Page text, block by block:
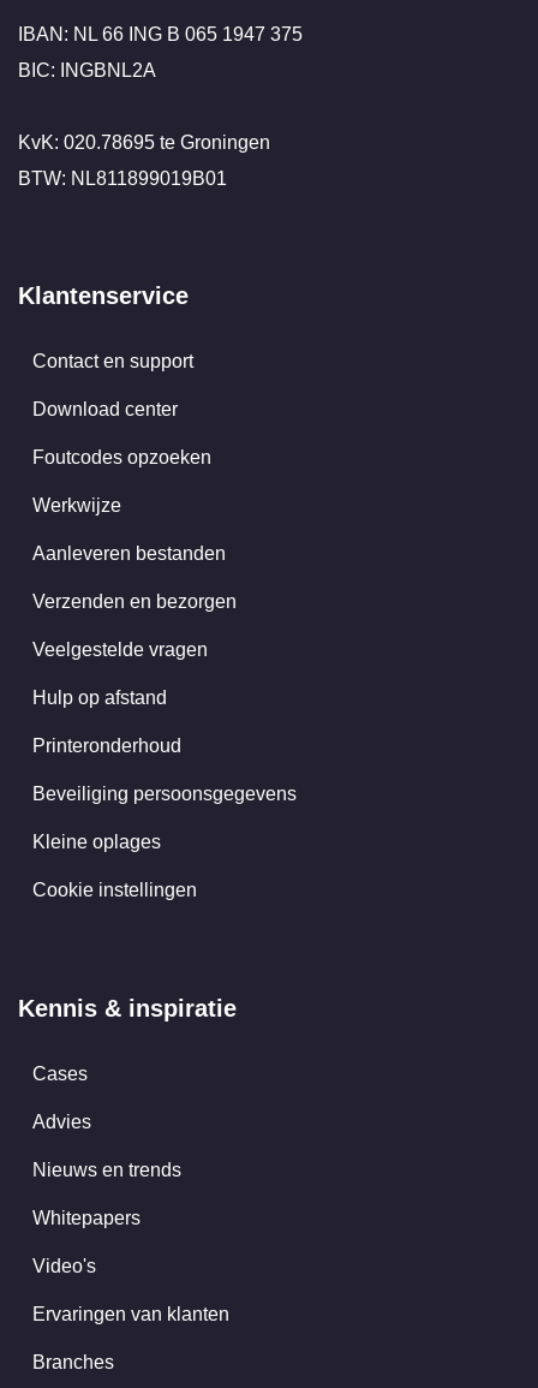
IBAN: NL 66 ING B 065 1947 375
BIC: INGBNL2A
KvK: 020.78695 te Groningen
BTW: NL811899019B01
Klantenservice
Contact en support
Download center
Foutcodes opzoeken
Werkwijze
Aanleveren bestanden
Verzenden en bezorgen
Veelgestelde vragen
Hulp op afstand
Printeronderhoud
Beveiliging persoonsgegevens
Kleine oplages
Cookie instellingen
Kennis & inspiratie
Cases
Advies
Nieuws en trends
Whitepapers
Video's
Ervaringen van klanten
Branches